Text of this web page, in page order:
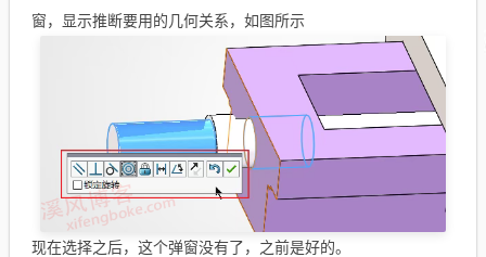
窗，显示推断要用的几何关系，如图所示
现在选择之后，这个弹窗没有了，之前是好的。